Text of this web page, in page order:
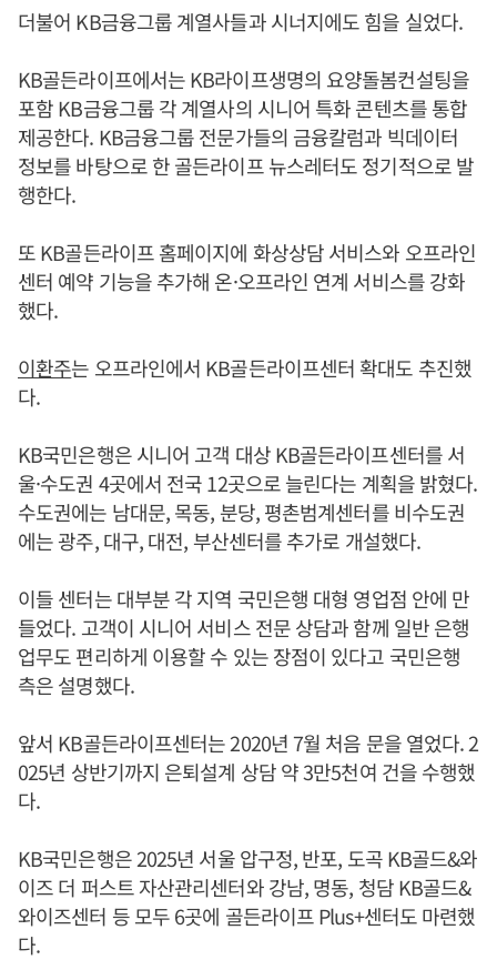
더불어 KB금융그룹 계열사들과 시너지에도 힘을 실었다.
KB골든라이프에서는 KB라이프생명의 요양돌봄컨설팅을
포함 KB금융그룹 각 계열사의 시니어 특화 콘텐츠를 통합
제공한다. KB금융그룹 전문가들의 금융칼럼과 빅데이터
정보를 바탕으로 한 골든라이프 뉴스레터도 정기적으로 발
행한다.
또 KB골든라이프 홈페이지에 화상상담 서비스와 오프라인
센터 예약 기능을 추가해 온·오프라인 연계 서비스를 강화
했다.
이환주는 오프라인에서 KB골든라이프센터 확대도 추진했
다.
KB국민은행은 시니어 고객 대상 KB골든라이프센터를 서
울·수도권 4곳에서 전국 12곳으로 늘린다는 계획을 밝혔다.
수도권에는 남대문, 목동, 분당, 평촌범계센터를 비수도권
에는 광주, 대구, 대전, 부산센터를 추가로 개설했다.
이들 센터는 대부분 각 지역 국민은행 대형 영업점 안에 만
들었다. 고객이 시니어 서비스 전문 상담과 함께 일반 은행
업무도 편리하게 이용할 수 있는 장점이 있다고 국민은행
측은 설명했다.
앞서 KB골든라이프센터는 2020년 7월 처음 문을 열었다. 2
025년 상반기까지 은퇴설계 상담 약 3만5천여 건을 수행했
다.
KB국민은행은 2025년 서울 압구정, 반포, 도곡 KB골드&와
이즈 더 퍼스트 자산관리센터와 강남, 명동, 청담 KB골드&
와이즈센터 등 모두 6곳에 골든라이프 Plus+센터도 마련했
다.